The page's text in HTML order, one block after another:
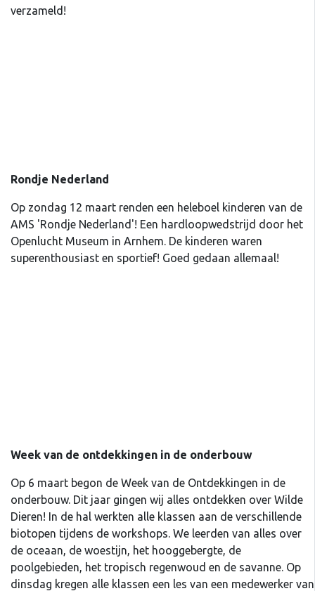
verzameld!
Rondje Nederland
Op zondag 12 maart renden een heleboel kinderen van de
AMS 'Rondje Nederland'! Een hardloopwedstrijd door het
Openlucht Museum in Arnhem. De kinderen waren
superenthousiast en sportief! Goed gedaan allemaal!
Week van de ontdekkingen in de onderbouw
Op 6 maart begon de Week van de Ontdekkingen in de
onderbouw. Dit jaar gingen wij alles ontdekken over Wilde
Dieren! In de hal werkten alle klassen aan de verschillende
biotopen tijdens de workshops. We leerden van alles over
de oceaan, de woestijn, het hooggebergte, de
poolgebieden, het tropisch regenwoud en de savanne. Op
dinsdag kregen alle klassen een les van een medewerker van